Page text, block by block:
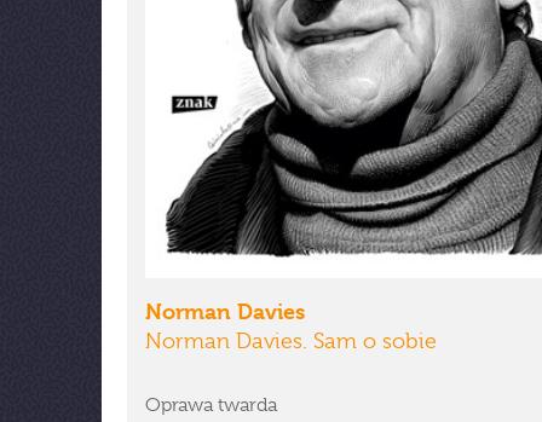
Norman Davies
Norman Davies. Sam o sobie
Oprawa twarda